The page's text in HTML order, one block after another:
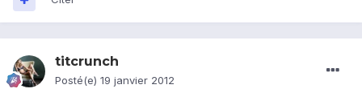
titcrunch
Posté(e) 19 janvier 2012